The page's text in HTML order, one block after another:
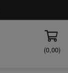
(0,00)